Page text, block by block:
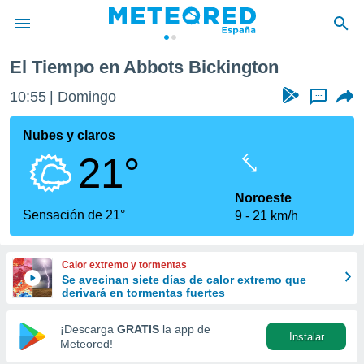
de
por
que se
calidad.
a este
las
y
forma
digital
basada
El Tiempo en Abbots Bickington
10:55 Domingo ...
Nubes y claros
21°
Sensación de 21°
Noroeste
9
21 km/h
Calor extremo y tormentas
Se avecinan siete días de calor extremo que
derivará en tormentas fuertes
¡Descarga GRATIS la app de
Meteored!
Instalar